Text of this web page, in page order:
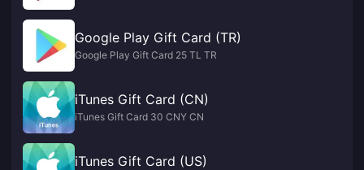
Google Play Gift Card (TR)
Google Play Gift Card 25 TL TR
iTunes Gift Card (CN)
iTunes Gift Card 30 CNY CN
iTunes Gift Card (US)